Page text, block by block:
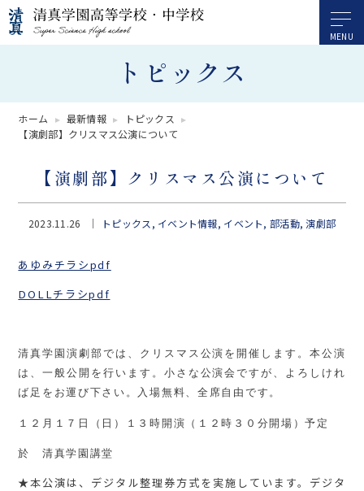
トピックス
ホーム 最新情報
トピックス
【演劇部】クリスマス公演について
【演劇部】クリスマス公演について
2023.11.26 トピックス イベント情報 イベント 部活動 演劇部
あゆみチラシpdf
DOLLチラシpdf
清真学園演劇部では、クリスマス公演を開催します。本公演
は、一般公開を行います。小さな公演会ですが、よろしけれ
ば足をお運び下さい。入場無料、全席自由です。
１２月１７日（日）１３時開演（１２時３０分開場）予定
於 清真学園講堂
★本公演は、デジタル整理券方式を実施しています。デジタ